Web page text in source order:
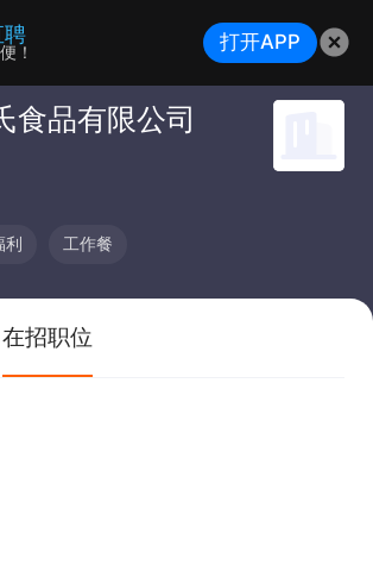
食品有限公司
工作餐
在招职位
聘
！ 打开APP